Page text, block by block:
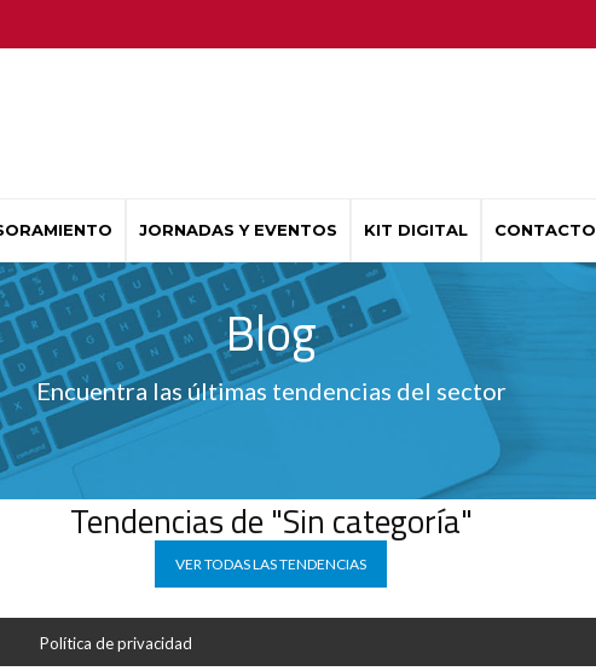
JORNADAS Y EVENTOS KIT DIGITAL CONTACTO
Blog
Encuentra las últimas tendencias del sector
Tendencias de "Sin categoría"
VER TODAS LAS TENDENCIAS
Política de privacidad